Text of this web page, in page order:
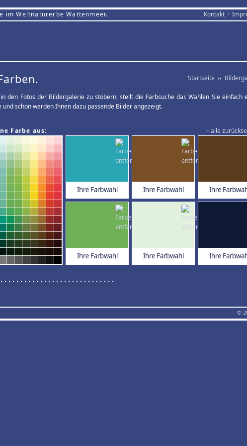
im Weltnaturerbe Wattenmeer. Kontakt ·
Startseite ‹‹
den Fotos der Bildergalerie zu stöbern, stellt die Farbsuche dar. Wählen Sie einfach
und schon werden Ihnen dazu passende Bilder angezeigt.
× alle
Farbe aus:
Ihre Farbwahl Ihre Farbwahl Ihre
Ihre Farbwahl Ihre Farbwahl Ihre
©